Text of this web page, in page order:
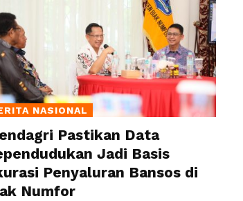
NASIONAL
Pastikan Data
Jadi Basis
Penyaluran Bansos di
Numfor